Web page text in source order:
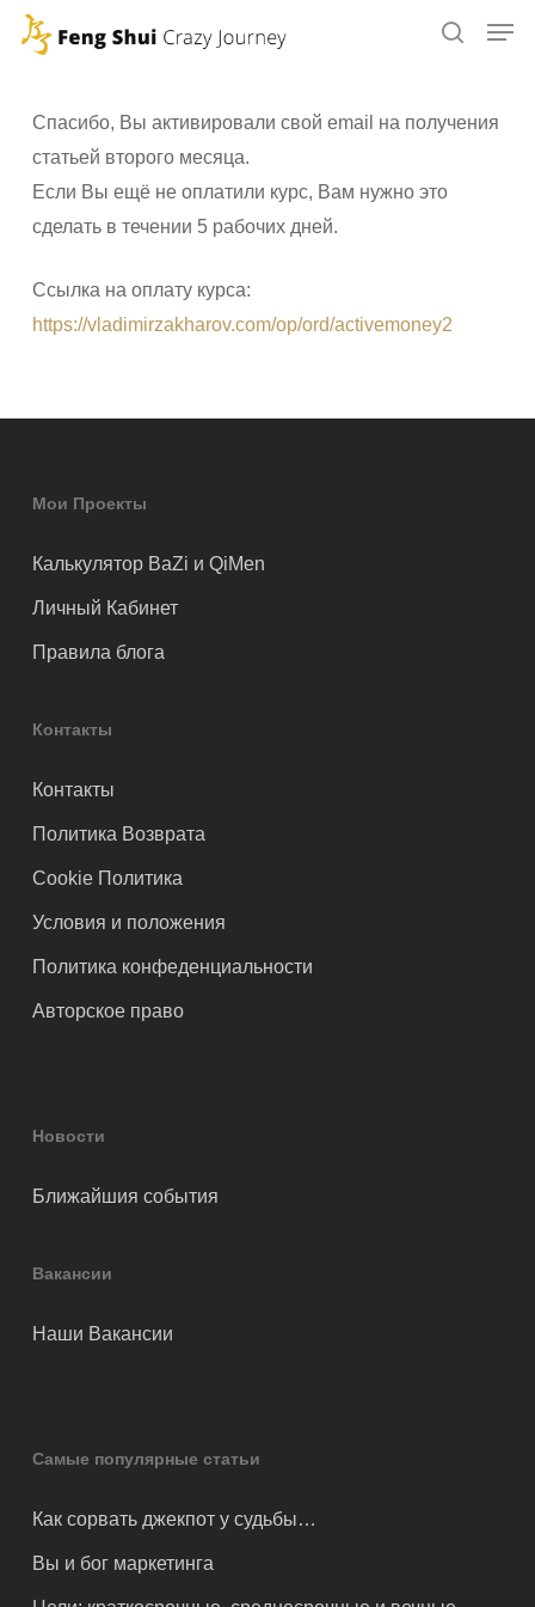
Skip
contentСпасибо, Вы активировали свой email на получения
статьей второго месяца.
Если Вы ещё не оплатили курс, Вам нужно это
сделать в течении 5 рабочих дней.
Ссылка на оплату курса:
https://vladimirzakharov.com/op/ord/activemoney2
Мои Проекты
Калькулятор BaZi и QiMen
Личный Кабинет
Правила блога
Контакты
Контакты
Политика Возврата
Cookie Политика
Условия и положения
Политика конфеденциальности
Авторское право
Новости
Ближайшия события
Вакансии
Наши Вакансии
Самые популярные статьи
Как сорвать джекпот у судьбы…
Вы и бог маркетинга